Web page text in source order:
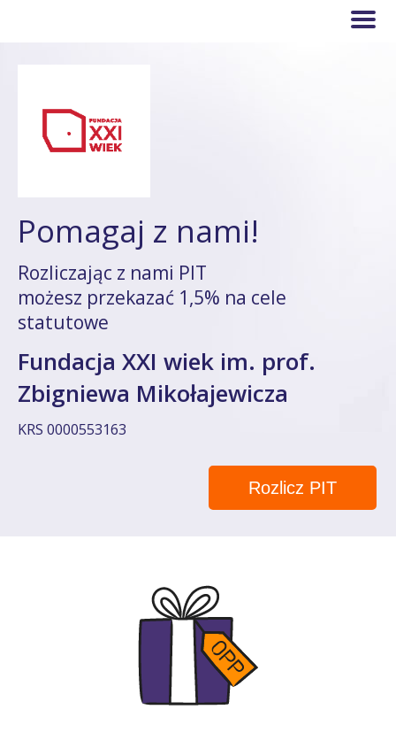
Pomagaj z nami!
Rozliczając z nami PIT
możesz przekazać 1,5% na cele
statutowe
Fundacja XXI wiek im. prof.
Zbigniewa Mikołajewicza
KRS 0000553163
Rozlicz PIT